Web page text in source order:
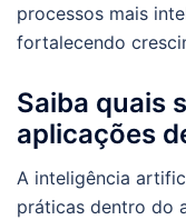
processos mais
fortalecendo
Saiba quais
aplicações
A inteligência
práticas dentro do